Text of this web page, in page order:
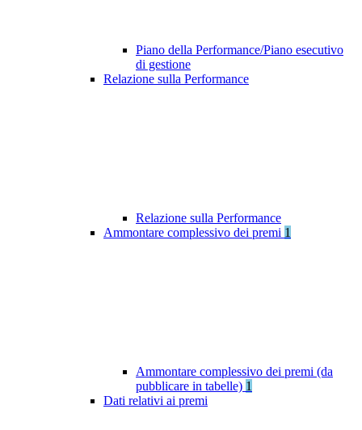
Piano della Performance/Piano esecutivo
di gestione
Relazione sulla Performance
Relazione sulla Performance
Ammontare complessivo dei premi 1
Ammontare complessivo dei premi (da
pubblicare in tabelle) 1
Dati relativi ai premi